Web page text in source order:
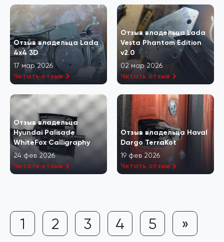
Отзыв владельца Lada
4x4 3D
17 мар 2026
Читать отзыв
Отзыв владельца Lada
Vesta Phantom Edition
v2.0
02 мар 2026
Читать отзыв
Отзыв владельца
Hyundai Palisade
WhiteFox Calligraphy
24 фев 2026
Читать отзыв
Отзыв владельца Haval
Dargo TerraKot
19 фев 2026
Читать отзыв
1 2 3 4 5 »